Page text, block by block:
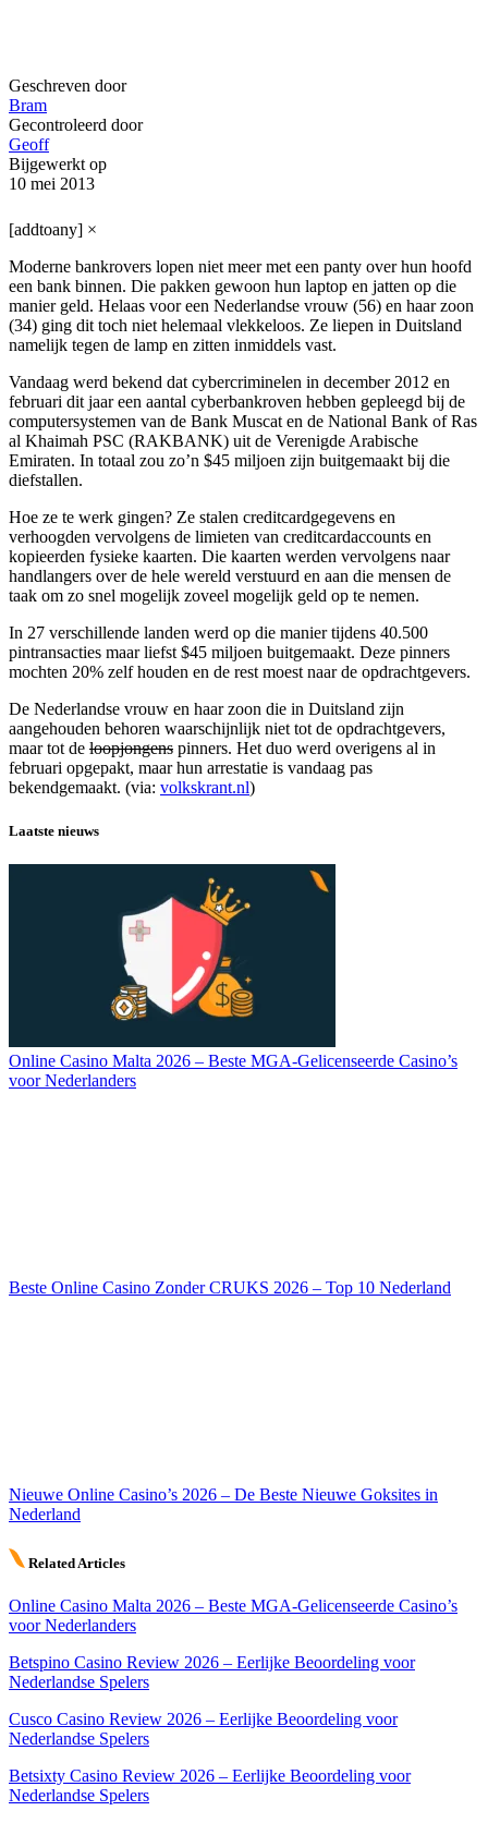
Geschreven door
Bram
Gecontroleerd door
Geoff
Bijgewerkt op
10 mei 2013
[addtoany] ×
Moderne bankrovers lopen niet meer met een panty over hun hoofd
een bank binnen. Die pakken gewoon hun laptop en jatten op die
manier geld. Helaas voor een Nederlandse vrouw (56) en haar zoon
(34) ging dit toch niet helemaal vlekkeloos. Ze liepen in Duitsland
namelijk tegen de lamp en zitten inmiddels vast.
Vandaag werd bekend dat cybercriminelen in december 2012 en
februari dit jaar een aantal cyberbankroven hebben gepleegd bij de
computersystemen van de Bank Muscat en de National Bank of Ras
al Khaimah PSC (RAKBANK) uit de Verenigde Arabische
Emiraten. In totaal zou zo’n $45 miljoen zijn buitgemaakt bij die
diefstallen.
Hoe ze te werk gingen? Ze stalen creditcardgegevens en
verhoogden vervolgens de limieten van creditcardaccounts en
kopieerden fysieke kaarten. Die kaarten werden vervolgens naar
handlangers over de hele wereld verstuurd en aan die mensen de
taak om zo snel mogelijk zoveel mogelijk geld op te nemen.
In 27 verschillende landen werd op die manier tijdens 40.500
pintransacties maar liefst $45 miljoen buitgemaakt. Deze pinners
mochten 20% zelf houden en de rest moest naar de opdrachtgevers.
De Nederlandse vrouw en haar zoon die in Duitsland zijn
aangehouden behoren waarschijnlijk niet tot de opdrachtgevers,
maar tot de loopjongens pinners. Het duo werd overigens al in
februari opgepakt, maar hun arrestatie is vandaag pas
bekendgemaakt. (via: volkskrant.nl)
Laatste nieuws
Online Casino Malta 2026 – Beste MGA-Gelicenseerde Casino’s
voor Nederlanders
Beste Online Casino Zonder CRUKS 2026 – Top 10 Nederland
Nieuwe Online Casino’s 2026 – De Beste Nieuwe Goksites in
Nederland
Related Articles
Online Casino Malta 2026 – Beste MGA-Gelicenseerde Casino’s
voor Nederlanders
Betspino Casino Review 2026 – Eerlijke Beoordeling voor
Nederlandse Spelers
Cusco Casino Review 2026 – Eerlijke Beoordeling voor
Nederlandse Spelers
Betsixty Casino Review 2026 – Eerlijke Beoordeling voor
Nederlandse Spelers